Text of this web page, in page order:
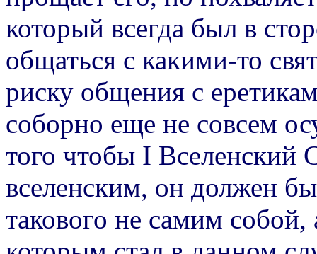
который всегда был в
общаться с какими-то
риску общения с
соборно еще не совсем
того чтобы I Вселенский
вселенским, он должен
такового не самим